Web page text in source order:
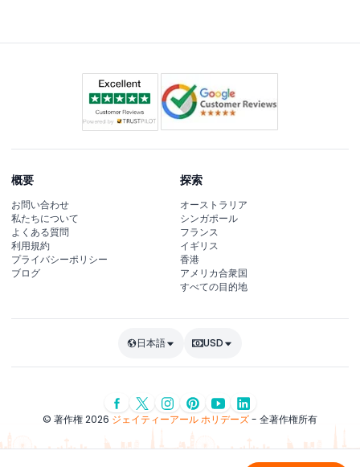
概要
お問い合わせ
私たちについて
よくある質問
利用規約
プライバシーポリシー
ブログ
探索
オーストラリア
シンガポール
フランス
イギリス
香港
アメリカ合衆国
すべての目的地
日本語 USD
© 著作権 2026 ジェイティーアール ホリデーズ- 全著作権所有